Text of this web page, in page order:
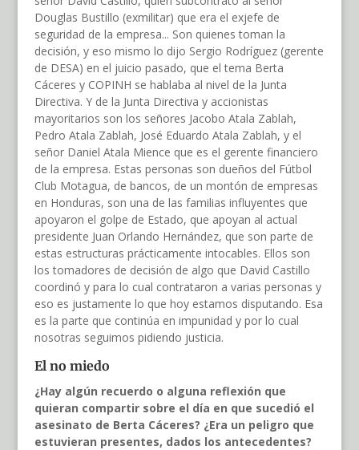
Douglas Bustillo (exmilitar) que era el exjefe de
seguridad de la empresa... Son quienes toman la
decisión, y eso mismo lo dijo Sergio Rodríguez (gerente
de DESA) en el juicio pasado, que el tema Berta
Cáceres y COPINH se hablaba al nivel de la Junta
Directiva. Y de la Junta Directiva y accionistas
mayoritarios son los señores Jacobo Atala Zablah,
Pedro Atala Zablah, José Eduardo Atala Zablah, y el
señor Daniel Atala Mience que es el gerente financiero
de la empresa. Estas personas son dueños del Fútbol
Club Motagua, de bancos, de un montón de empresas
en Honduras, son una de las familias influyentes que
apoyaron el golpe de Estado, que apoyan al actual
presidente Juan Orlando Hernández, que son parte de
estas estructuras prácticamente intocables. Ellos son
los tomadores de decisión de algo que David Castillo
coordinó y para lo cual contrataron a varias personas y
eso es justamente lo que hoy estamos disputando. Esa
es la parte que continúa en impunidad y por lo cual
nosotras seguimos pidiendo justicia.
El no miedo
¿Hay algún recuerdo o alguna reflexión que
quieran compartir sobre el día en que sucedió el
asesinato de Berta Cáceres? ¿Era un peligro que
estuvieran presentes, dados los antecedentes?